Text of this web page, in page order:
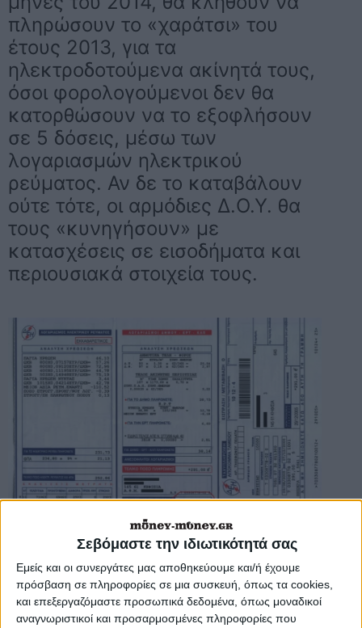
Σεβόμαστε την ιδιωτικότητά σας
Εμείς και οι συνεργάτες μας αποθηκεύουμε και/ή έχουμε
πρόσβαση σε πληροφορίες σε μια συσκευή, όπως τα cookies,
και επεξεργαζόμαστε προσωπικά δεδομένα, όπως μοναδικοί
αναγνωριστικοί και προσαρμοσμένες πληροφορίες που
πληρώσουν το «χαράτσι» του
έτους 2013, για τα
ηλεκτροδοτούμενα ακίνητά τους,
όσοι φορολογούμενοι δεν θα
κατορθώσουν να το εξοφλήσουν
σε 5 δόσεις, μέσω των
λογαριασμών ηλεκτρικού
ρεύματος. Αν δε το καταβάλουν
ούτε τότε, οι αρμόδιες Δ.Ο.Υ. θα
τους «κυνηγήσουν» με
κατασχέσεις σε εισοδήματα και
περιουσιακά στοιχεία τους.
Εφάπαξ, μέσα στους πρώτους μήνες
του 2014, θα κληθούν να πληρώσουν το